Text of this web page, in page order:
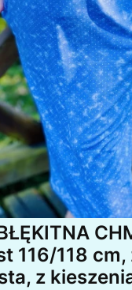
116/118 cm,
z